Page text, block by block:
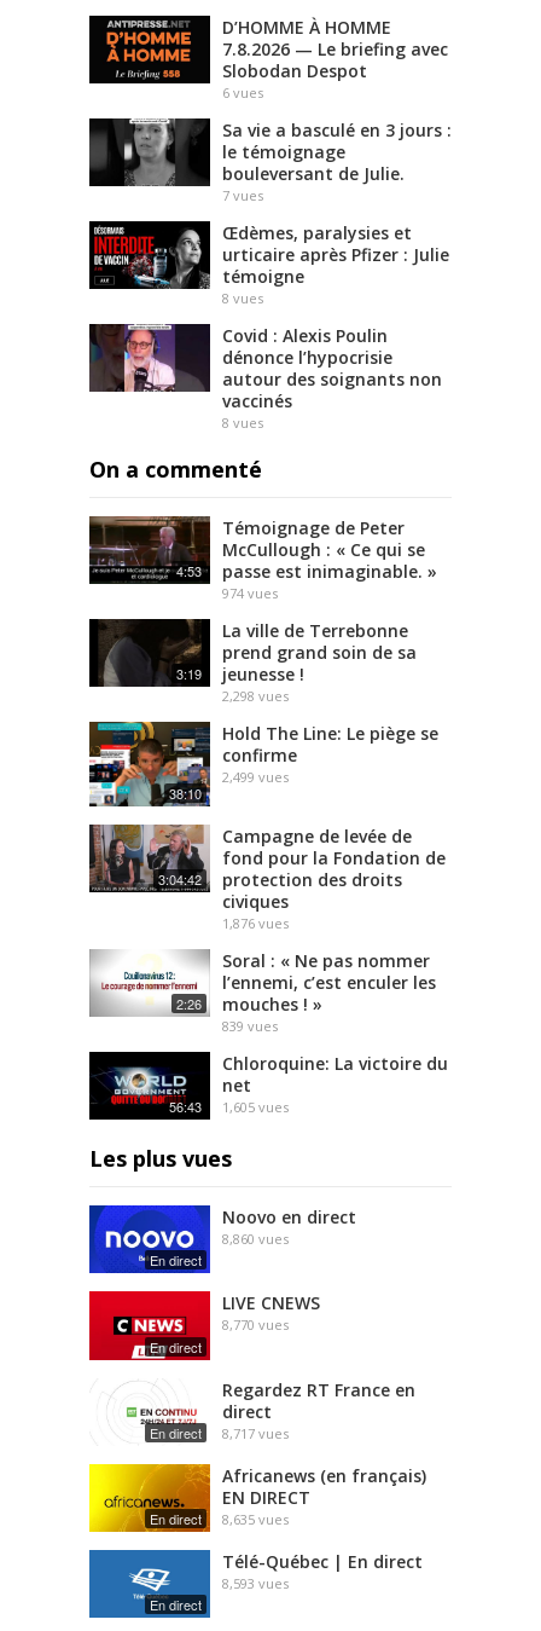
D’HOMME À HOMME
7.8.2026 — Le briefing avec
Slobodan Despot
6 vues
Sa vie a basculé en 3 jours :
le témoignage
bouleversant de Julie.
7 vues
Œdèmes, paralysies et
urticaire après Pfizer : Julie
témoigne
8 vues
Covid : Alexis Poulin
dénonce l’hypocrisie
autour des soignants non
vaccinés
8 vues
On a commenté
4:53
Témoignage de Peter
McCullough : « Ce qui se
passe est inimaginable. »
974 vues
3:19
La ville de Terrebonne
prend grand soin de sa
jeunesse !
2,298 vues
38:10
Hold The Line: Le piège se
confirme
2,499 vues
3:04:42
Campagne de levée de
fond pour la Fondation de
protection des droits
civiques
1,876 vues
2:26
Soral : « Ne pas nommer
l’ennemi, c’est enculer les
mouches ! »
839 vues
56:43
Chloroquine: La victoire du
net
1,605 vues
Les plus vues
En direct
Noovo en direct
8,860 vues
En direct
LIVE CNEWS
8,770 vues
En direct
Regardez RT France en
direct
8,717 vues
En direct
Africanews (en français)
EN DIRECT
8,635 vues
En direct
Télé-Québec | En direct
8,593 vues